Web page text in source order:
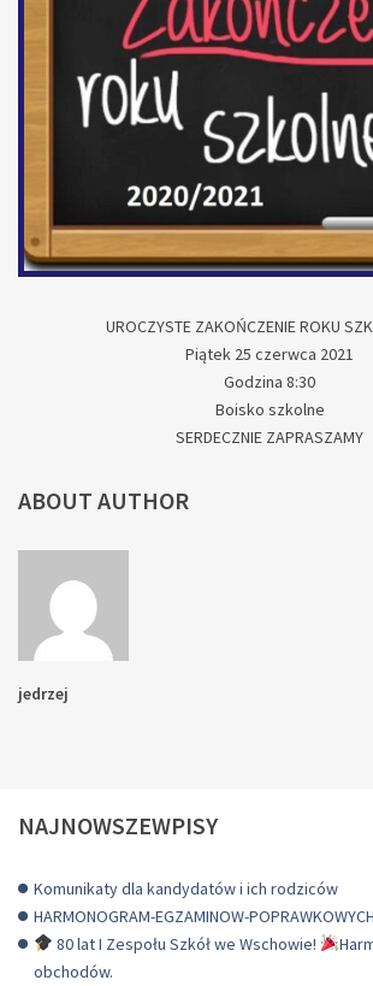
UROCZYSTE ZAKOŃCZENIE ROKU
Piątek 25 czerwca 2021
Godzina 8:30
Boisko szkolne
SERDECZNIE ZAPRASZAMY
ABOUT AUTHOR
jedrzej
NAJNOWSZEWPISY
Komunikaty dla kandydatów i ich rodziców
HARMONOGRAM-EGZAMINOW-POPRAWKOWYCH
80 lat I Zespołu Szkół we Wschowie!
obchodów.